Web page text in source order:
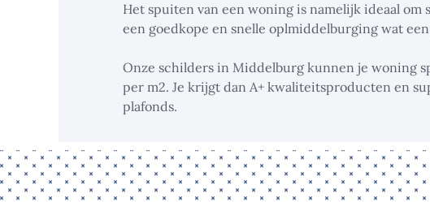
Het spuiten van een woning is namelijk ideaal
een goedkope en snelle oplmiddelburging wat
Onze schilders in Middelburg kunnen je woning
per m2. Je krijgt dan A+ kwaliteitsproducten en
plafonds.